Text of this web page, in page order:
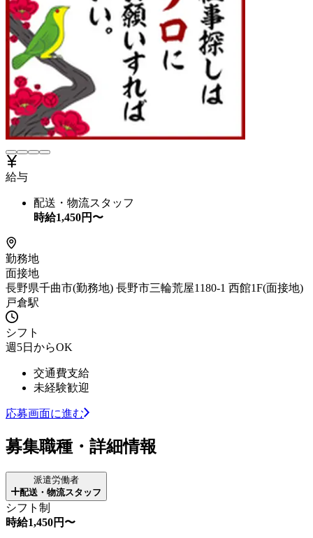
給与
配送・物流スタッフ
時給1,450円〜
勤務地
面接地
長野県千曲市(勤務地) 長野市三輪荒屋1180-1 西館1F(面接地)
戸倉駅
シフト
週5日からOK
交通費支給
未経験歓迎
応募画面に進む
募集職種・詳細情報
派遣労働者
配送・物流スタッフ
シフト制
時給1,450円〜